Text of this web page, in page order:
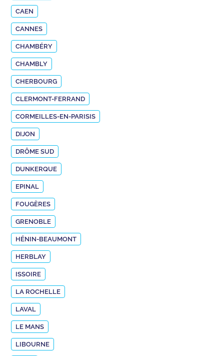
CAEN
CANNES
CHAMBÉRY
CHAMBLY
CHERBOURG
CLERMONT-FERRAND
CORMEILLES-EN-PARISIS
DIJON
DRÔME SUD
DUNKERQUE
EPINAL
FOUGÈRES
GRENOBLE
HÉNIN-BEAUMONT
HERBLAY
ISSOIRE
LA ROCHELLE
LAVAL
LE MANS
LIBOURNE